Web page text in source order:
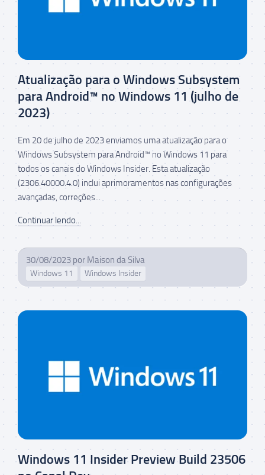
Atualização para o Windows Subsystem
para Android™ no Windows 11 (julho de
2023)
Em 20 de julho de 2023 enviamos uma atualização para o
Windows Subsystem para Android™ no Windows 11 para
todos os canais do Windows Insider. Esta atualização
(2306.40000.4.0) inclui aprimoramentos nas configurações
avançadas, correções...
Continuar lendo...
30/08/2023 por Maison da Silva
Windows 11 Windows Insider
Windows 11 Insider Preview Build 23506